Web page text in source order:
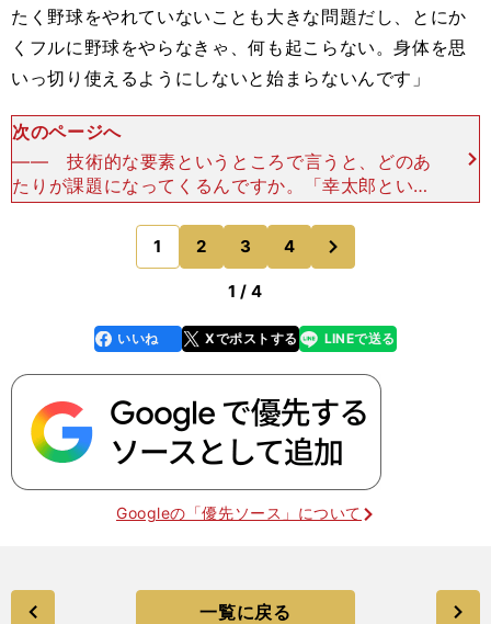
たく野球をやれていないことも大きな問題だし、とにか
くフルに野球をやらなきゃ、何も起こらない。身体を思
いっ切り使えるようにしないと始まらないんです」
次のページへ
―― 技術的な要素というところで言うと、どのあ
たりが課題になってくるんですか。「幸太郎という
のは、もともと配球を読んでこのボールを待つ、と
いう打ち方をしないバッターだから、真っすぐも変
化球もすべて打
1 2 3 4
のページへ
1 / 4
faceboo
k
いいね Xでポストする
line LINEで送る
Googleの「優先ソース」について
一覧に戻る